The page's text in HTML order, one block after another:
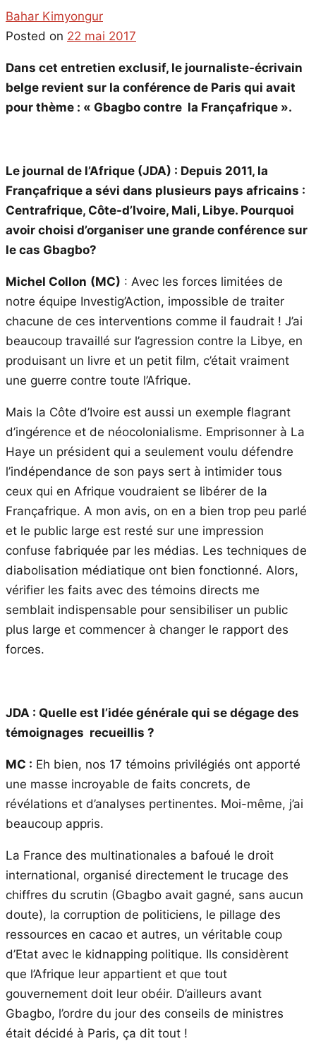
Bahar Kimyongur
Posted on 22 mai 2017
Dans cet entretien exclusif, le journaliste-écrivain
belge revient sur la conférence de Paris qui avait
pour thème : « Gbagbo contre la Françafrique ».
Le journal de l’Afrique (JDA) : Depuis 2011, la
Françafrique a sévi dans plusieurs pays africains :
Centrafrique, Côte-d’Ivoire, Mali, Libye. Pourquoi
avoir choisi d’organiser une grande conférence sur
le cas Gbagbo?
Michel Collon (MC) : Avec les forces limitées de
notre équipe Investig’Action, impossible de traiter
chacune de ces interventions comme il faudrait ! J’ai
beaucoup travaillé sur l’agression contre la Libye, en
produisant un livre et un petit film, c’était vraiment
une guerre contre toute l’Afrique.
Mais la Côte d’Ivoire est aussi un exemple flagrant
d’ingérence et de néocolonialisme. Emprisonner à La
Haye un président qui a seulement voulu défendre
l’indépendance de son pays sert à intimider tous
ceux qui en Afrique voudraient se libérer de la
Françafrique. A mon avis, on en a bien trop peu parlé
et le public large est resté sur une impression
confuse fabriquée par les médias. Les techniques de
diabolisation médiatique ont bien fonctionné. Alors,
vérifier les faits avec des témoins directs me
semblait indispensable pour sensibiliser un public
plus large et commencer à changer le rapport des
forces.
JDA : Quelle est l’idée générale qui se dégage des
témoignages recueillis ?
MC : Eh bien, nos 17 témoins privilégiés ont apporté
une masse incroyable de faits concrets, de
révélations et d’analyses pertinentes. Moi-même, j’ai
beaucoup appris.
La France des multinationales a bafoué le droit
international, organisé directement le trucage des
chiffres du scrutin (Gbagbo avait gagné, sans aucun
doute), la corruption de politiciens, le pillage des
ressources en cacao et autres, un véritable coup
d’Etat avec le kidnapping politique. Ils considèrent
que l’Afrique leur appartient et que tout
gouvernement doit leur obéir. D’ailleurs avant
Gbagbo, l’ordre du jour des conseils de ministres
était décidé à Paris, ça dit tout !